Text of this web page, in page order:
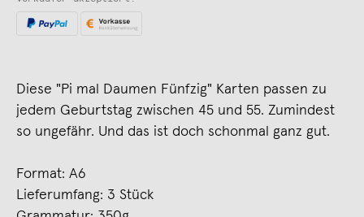
Diese "Pi mal Daumen Fünfzig" Karten passen zu
jedem Geburtstag zwischen 45 und 55. Zumindest
so ungefähr. Und das ist doch schonmal ganz gut.
Format: A6
Lieferumfang: 3 Stück